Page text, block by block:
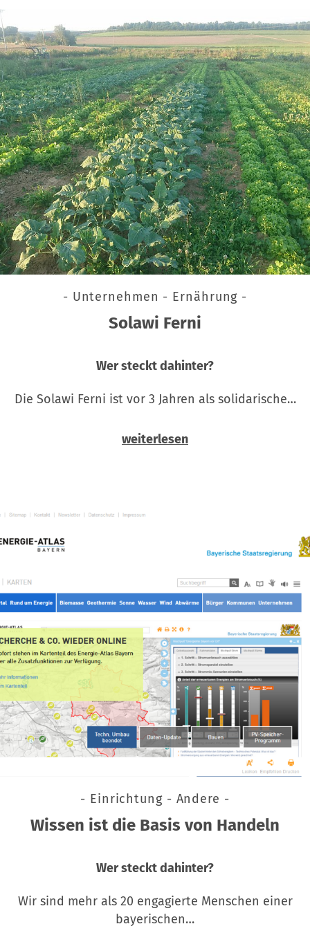
- Unternehmen - Ernährung -
Solawi Ferni
Wer steckt dahinter?
Die Solawi Ferni ist vor 3 Jahren als solidarische…
weiterlesen
- Einrichtung - Andere -
Wissen ist die Basis von Handeln
Wer steckt dahinter?
Wir sind mehr als 20 engagierte Menschen einer
bayerischen…